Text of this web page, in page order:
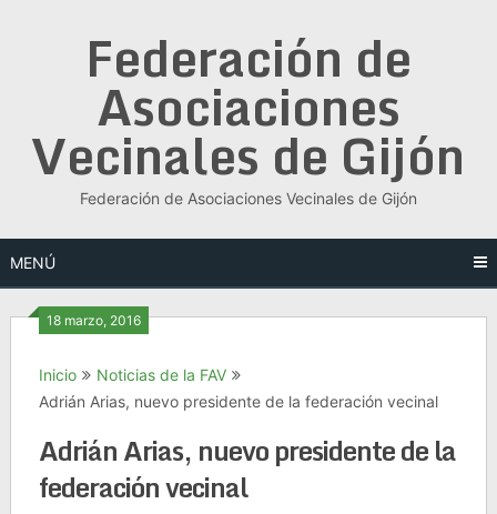
Federación de
Asociaciones
Vecinales de Gijón
Federación de Asociaciones Vecinales de Gijón
MENÚ
18 marzo, 2016
Inicio
Noticias de la FAV
Adrián Arias, nuevo presidente de la federación vecinal
Adrián Arias, nuevo presidente de la
federación vecinal